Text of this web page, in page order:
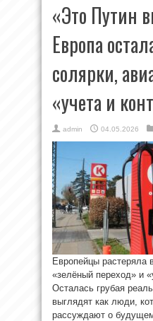
«Это Путин
Европа
солярки,
«учета и
admin 04.05.2026
Европейцы растеряла
«зелёный переход» и
Осталась грубая
выглядят как люди,
рассуждают о